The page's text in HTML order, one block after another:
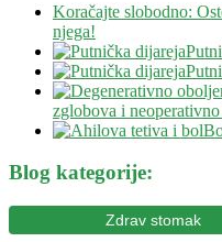
Koračajte slobodno:
njega!
zglobova i
Blog kategorije:
Zdrav stomak